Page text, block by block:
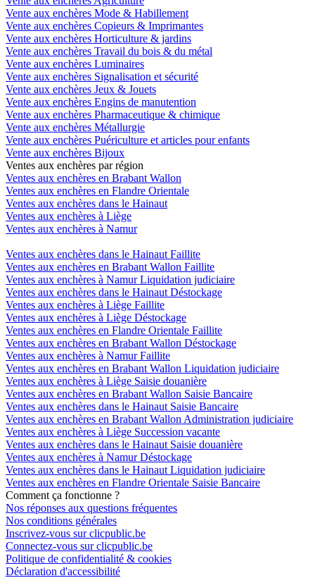
Vente aux enchères Mode & Habillement
Vente aux enchères Copieurs & Imprimantes
Vente aux enchères Horticulture & jardins
Vente aux enchères Travail du bois & du métal
Vente aux enchères Luminaires
Vente aux enchères Signalisation et sécurité
Vente aux enchères Jeux & Jouets
Vente aux enchères Engins de manutention
Vente aux enchères Pharmaceutique & chimique
Vente aux enchères Métallurgie
Vente aux enchères Puériculture et articles pour enfants
Vente aux enchères Bijoux
Ventes aux enchères par région
Ventes aux enchères en Brabant Wallon
Ventes aux enchères en Flandre Orientale
Ventes aux enchères dans le Hainaut
Ventes aux enchères à Liège
Ventes aux enchères à Namur
Ventes aux enchères dans le Hainaut Faillite
Ventes aux enchères en Brabant Wallon Faillite
Ventes aux enchères à Namur Liquidation judiciaire
Ventes aux enchères dans le Hainaut Déstockage
Ventes aux enchères à Liège Faillite
Ventes aux enchères à Liège Déstockage
Ventes aux enchères en Flandre Orientale Faillite
Ventes aux enchères en Brabant Wallon Déstockage
Ventes aux enchères à Namur Faillite
Ventes aux enchères en Brabant Wallon Liquidation judiciaire
Ventes aux enchères à Liège Saisie douanière
Ventes aux enchères en Brabant Wallon Saisie Bancaire
Ventes aux enchères dans le Hainaut Saisie Bancaire
Ventes aux enchères en Brabant Wallon Administration judiciaire
Ventes aux enchères à Liège Succession vacante
Ventes aux enchères dans le Hainaut Saisie douanière
Ventes aux enchères à Namur Déstockage
Ventes aux enchères dans le Hainaut Liquidation judiciaire
Ventes aux enchères en Flandre Orientale Saisie Bancaire
Comment ça fonctionne ?
Nos réponses aux questions fréquentes
Nos conditions générales
Inscrivez-vous sur clicpublic.be
Connectez-vous sur clicpublic.be
Politique de confidentialité & cookies
Déclaration d'accessibilité